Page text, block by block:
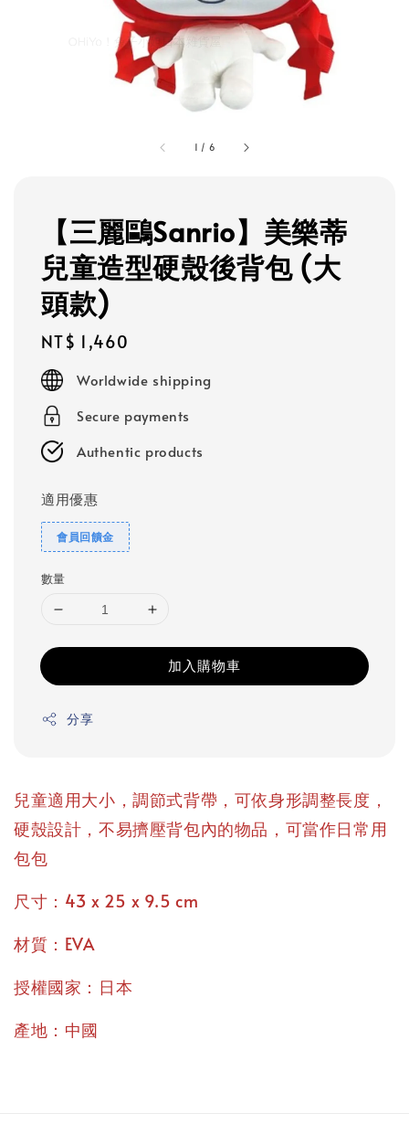
1 / 6
【三麗鷗Sanrio】美樂蒂
兒童造型硬殼後背包 (大
頭款)
Regular
price
NT$ 1,460
Worldwide shipping
Secure payments
Authentic products
適用優惠
會員回饋金
數量
加入購物車
分享
兒童適用大小，調節式背帶，可依身形調整長度，
硬殼設計，不易擠壓背包內的物品，可當作日常用
包包
尺寸：43 x 25 x 9.5 cm
材質：EVA
授權國家：日本
產地：中國